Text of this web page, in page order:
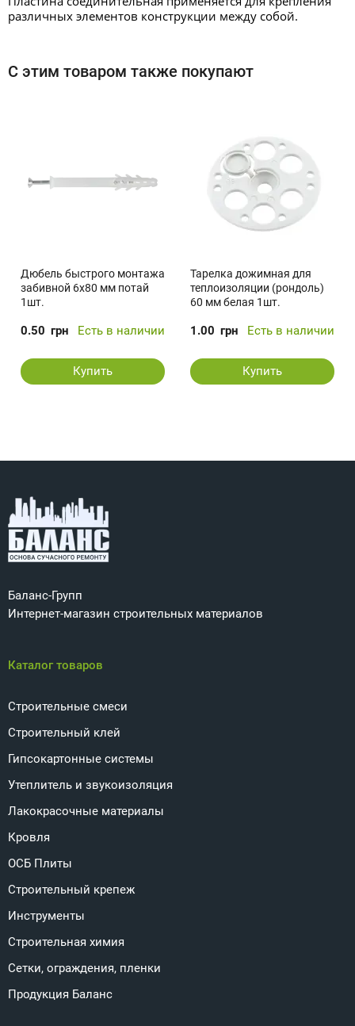
различных элементов конструкции между собой.
С этим товаром также покупают
Дюбель быстрого монтажа
забивной 6x80 мм потай
1шт.
0.50 грн Есть в наличии
Купить
Тарелка дожимная для
теплоизоляции (рондоль)
60 мм белая 1шт.
1.00 грн Есть в наличии
Купить
Баланс-Групп
Интернет-магазин строительных материалов
Каталог товаров
Строительные смеси
Строительный клей
Гипсокартонные системы
Утеплитель и звукоизоляция
Лакокрасочные материалы
Кровля
ОСБ Плиты
Строительный крепеж
Инструменты
Строительная химия
Сетки, ограждения, пленки
Продукция Баланс